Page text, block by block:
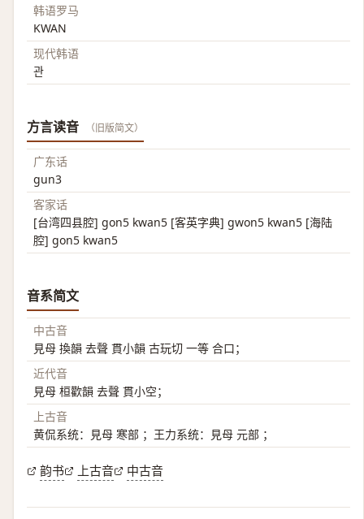
韩语罗马
KWAN
现代韩语
관
方言读音 （旧版简文）
广东话
gun3
客家话
[台湾四县腔] gon5 kwan5 [客英字典] gwon5 kwan5 [海陆
腔] gon5 kwan5
音系简文
中古音
見母 換韻 去聲 貫小韻 古玩切 一等 合口；
近代音
見母 桓歡韻 去聲 貫小空；
上古音
黄侃系统：見母 寒部 ；王力系统：見母 元部 ；
韵书 上古音 中古音